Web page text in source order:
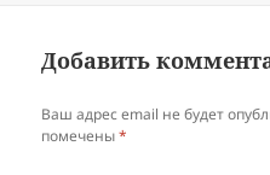
Добавить
Ваш адрес email не будет
помечены*